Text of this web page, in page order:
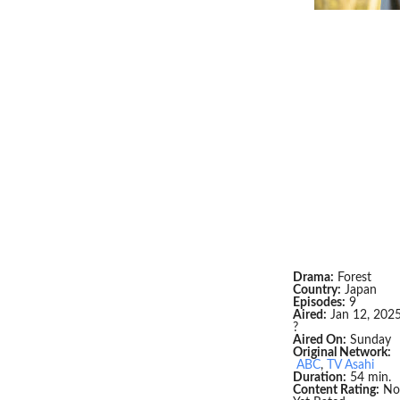
Drama: Forest
Country: Japan
Episodes: 9
Aired: Jan 12,
?
Aired On: Sunday
Original Network:
ABC,
TV Asahi
Duration: 54 min.
Content Rating: